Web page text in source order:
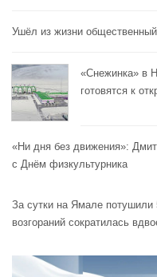
Ушёл из жизни
«Снежинка» в
готовятся к
«Ни дня без движения»:
с Днём физкультурника
За сутки на Ямале
возгораний сократилась